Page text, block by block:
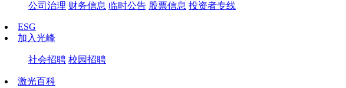
公司治理 财务信息 临时公告 股票信息 投资者专线
ESG
加入光峰
社会招聘 校园招聘
激光百科